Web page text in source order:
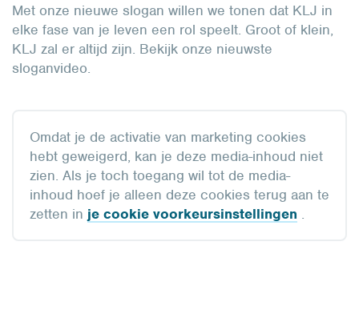
Met onze nieuwe slogan willen we tonen dat KLJ in
elke fase van je leven een rol speelt. Groot of klein,
KLJ zal er altijd zijn. Bekijk onze nieuwste
sloganvideo.
Omdat je de activatie van marketing cookies
hebt geweigerd, kan je deze media-inhoud niet
zien. Als je toch toegang wil tot de media-
inhoud hoef je alleen deze cookies terug aan te
zetten in je cookie voorkeursinstellingen .